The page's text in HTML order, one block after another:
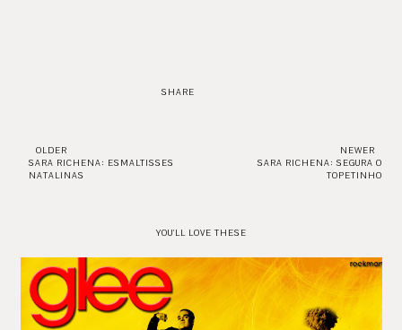
SHARE
OLDER
SARA RICHENA: ESMALTISSES
NATALINAS
NEWER
SARA RICHENA: SEGURA O
TOPETINHO
YOU'LL LOVE THESE